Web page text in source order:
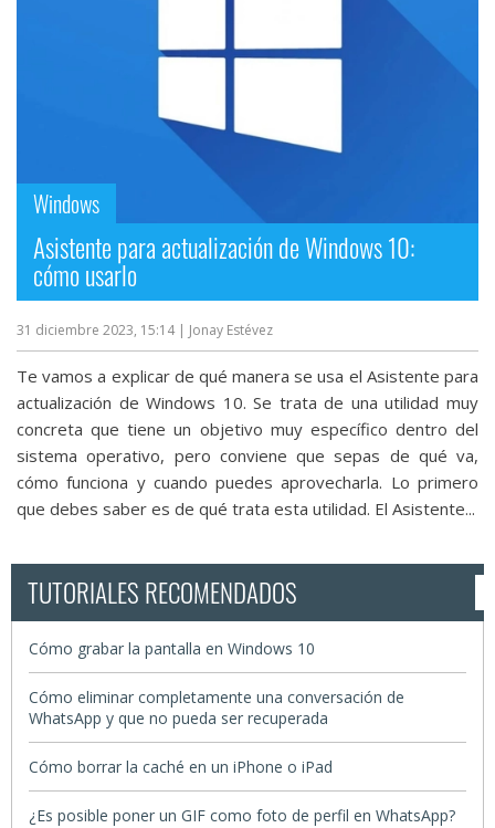
Windows
Asistente para actualización de Windows 10:
cómo usarlo
31 diciembre 2023, 15:14 | Jonay Estévez
Te vamos a explicar de qué manera se usa el Asistente para
actualización de Windows 10. Se trata de una utilidad muy
concreta que tiene un objetivo muy específico dentro del
sistema operativo, pero conviene que sepas de qué va,
cómo funciona y cuando puedes aprovecharla. Lo primero
que debes saber es de qué trata esta utilidad. El Asistente...
TUTORIALES RECOMENDADOS
Cómo grabar la pantalla en Windows 10
Cómo eliminar completamente una conversación de
WhatsApp y que no pueda ser recuperada
Cómo borrar la caché en un iPhone o iPad
¿Es posible poner un GIF como foto de perfil en WhatsApp?